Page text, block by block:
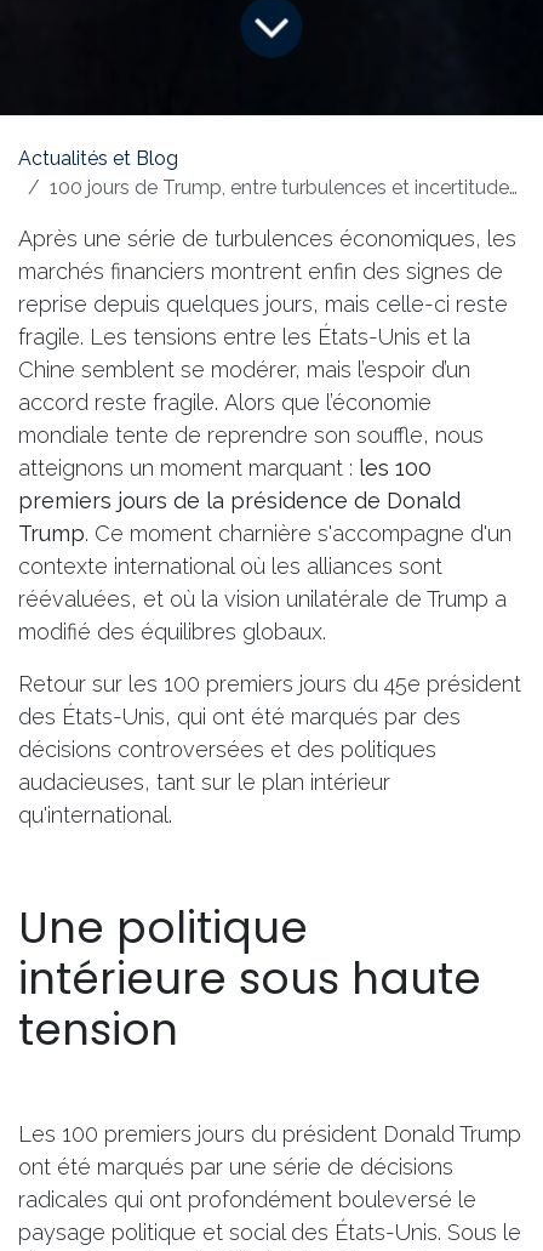
Actualités et Blog
100 jours de Trump, entre turbulences et incertitudes économiques
Après une série de turbulences économiques, les
marchés financiers montrent enfin des signes de
reprise depuis quelques jours, mais celle-ci reste
fragile. Les tensions entre les États-Unis et la
Chine semblent se modérer, mais l’espoir d’un
accord reste fragile. Alors que l’économie
mondiale tente de reprendre son souffle, nous
atteignons un moment marquant : les 100
premiers jours de la présidence de Donald
Trump. Ce moment charnière s'accompagne d'un
contexte international où les alliances sont
réévaluées, et où la vision unilatérale de Trump a
modifié des équilibres globaux.
Retour sur les 100 premiers jours du 45e président
des États-Unis, qui ont été marqués par des
décisions controversées et des politiques
audacieuses, tant sur le plan intérieur
qu'international.
Une politique
intérieure sous haute
tension
Les 100 premiers jours du président Donald Trump
ont été marqués par une série de décisions
radicales qui ont profondément bouleversé le
paysage politique et social des États-Unis. Sous le